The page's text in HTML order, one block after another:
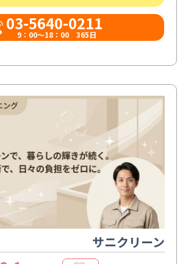
03-5640-0211
9：00～18：00 365日
サニクリーン